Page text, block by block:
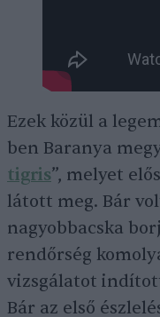
Ezek közül a
ben Baranya
tigris”, melyet
látott meg. Bár
nagyobbacska
rendőrség
vizsgálatot
Bár az első